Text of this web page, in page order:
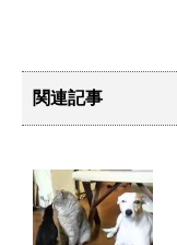
関連記事